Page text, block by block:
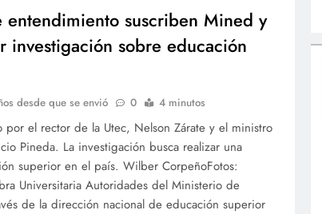
entendimiento suscriben Mined y
investigación sobre educación
desde que se envió 0 4 minutos
por el rector de la Utec, Nelson Zárate y el ministro
Pineda. La investigación busca realizar una
superior en el país. Wilber CorpeñoFotos:
Universitaria Autoridades del Ministerio de
de la dirección nacional de educación superior